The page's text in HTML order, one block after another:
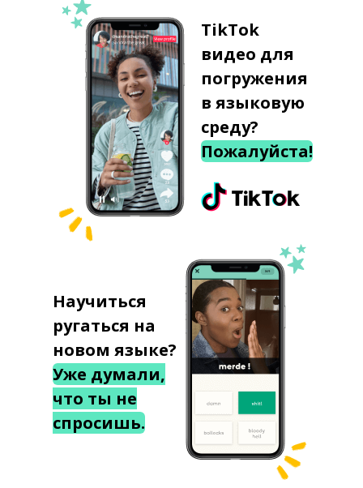
TikTok
видео для
погружения
в языковую
среду?
Пожалуйста!
Научиться
ругаться на
новом языке?
Уже думали,
что ты не
спросишь.